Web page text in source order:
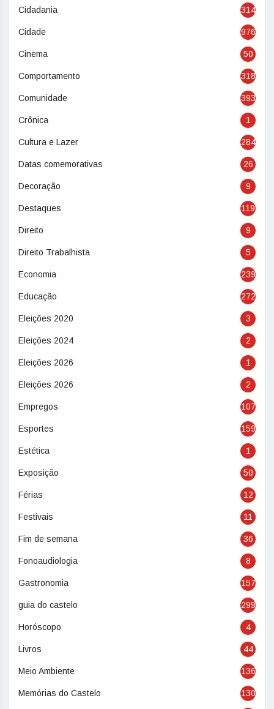
Cidadania 314
Cidade 976
Cinema 50
Comportamento 318
Comunidade 393
Crônica 1
Cultura e Lazer 284
Datas comemorativas 26
Decoração 9
Destaques 119
Direito 9
Direito Trabalhista 5
Economia 239
Educação 272
Eleições 2020 3
Eleições 2024 2
Eleições 2026 1
Eleições 2026 2
Empregos 107
Esportes 159
Estética 1
Exposição 50
Férias 12
Festivais 11
Fim de semana 36
Fonoaudiologia 8
Gastronomia 157
guia do castelo 299
Horóscopo 4
Livros 44
Meio Ambiente 136
Memórias do Castelo 130